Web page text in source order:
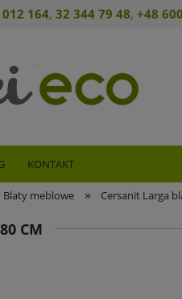
164, 32 344 79 48, +48
KONTAKT
Blaty meblowe » Cersanit Larga
CM